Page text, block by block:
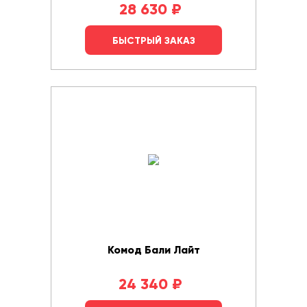
28 630 ₽
БЫСТРЫЙ ЗАКАЗ
Комод Бали Лайт
24 340 ₽